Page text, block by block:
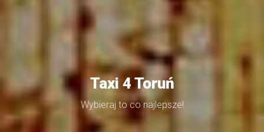
Taxi 4 Toruń
Wybieraj to co najlepsze!